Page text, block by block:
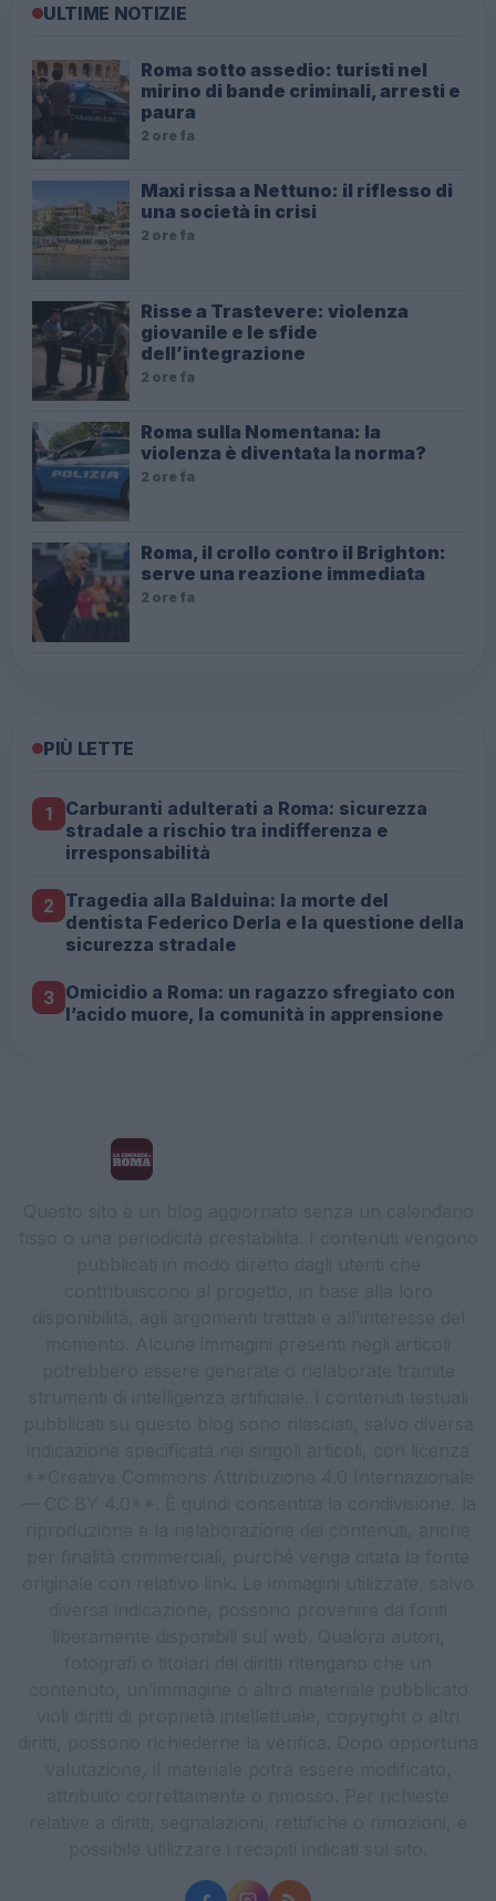
ULTIME NOTIZIE
Roma sotto assedio: turisti nel
mirino di bande criminali, arresti e
paura
2 ore fa
Maxi rissa a Nettuno: il riflesso di
una società in crisi
2 ore fa
Risse a Trastevere: violenza
giovanile e le sfide
dell’integrazione
2 ore fa
Roma sulla Nomentana: la
violenza è diventata la norma?
2 ore fa
Roma, il crollo contro il Brighton:
serve una reazione immediata
2 ore fa
PIÙ LETTE
1
Carburanti adulterati a Roma: sicurezza
stradale a rischio tra indifferenza e
irresponsabilità
2 Tragedia alla Balduina: la morte del
dentista Federico Derla e la questione della
sicurezza stradale
3 Omicidio a Roma: un ragazzo sfregiato con
l’acido muore, la comunità in apprensione